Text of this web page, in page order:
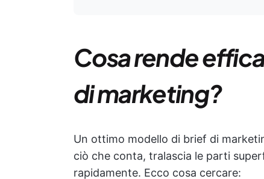
Cosa rende
di marketing?
Un ottimo modello di brief di
ciò che conta, tralascia le parti
rapidamente. Ecco cosa cercare: